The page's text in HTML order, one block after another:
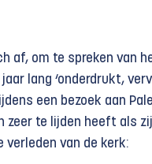
af, om te spreken van
lang ‘onderdrukt,
een bezoek aan
zeer te lijden heeft als
van de kerk: